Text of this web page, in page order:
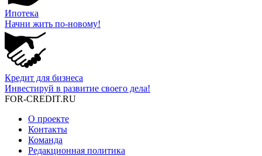
Ипотека
Начни жить по-новому!
Кредит для бизнеса
Инвестируй в развитие своего дела!
FOR-CREDIT.RU
О проекте
Контакты
Команда
Редакционная политика